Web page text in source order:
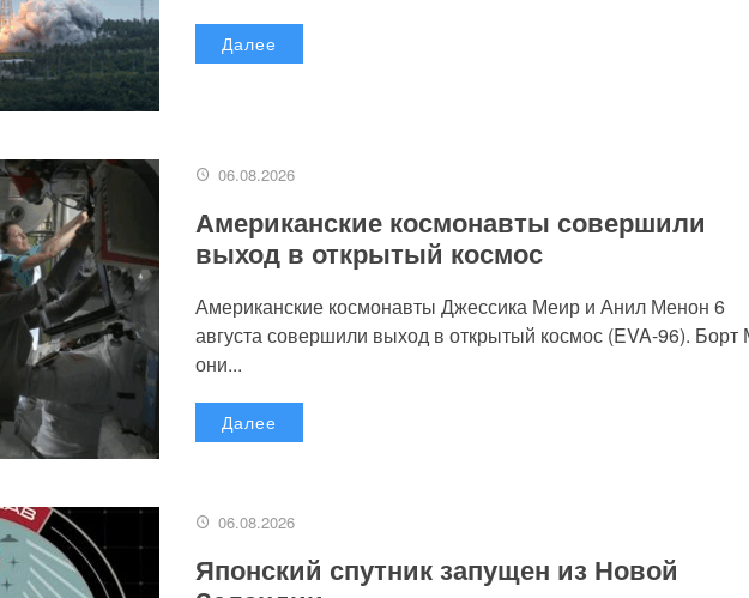
Далее
06.08.2026
Американские космонавты совершили
выход в открытый космос
Американские космонавты Джессика Меир и Анил Менон 6
августа совершили выход в открытый космос (EVA-96).
они...
Далее
06.08.2026
Японский спутник запущен из Новой